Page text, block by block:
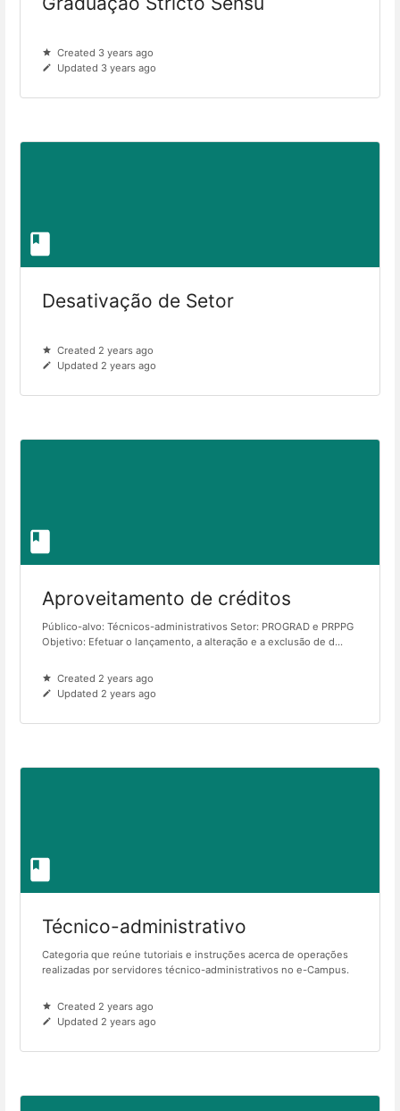
Created 3 years ago
Updated 3 years ago
Desativação de Setor
Created 2 years ago
Updated 2 years ago
Aproveitamento de créditos
Público-alvo: Técnicos-administrativos Setor: PROGRAD e PRPPG
Objetivo: Efetuar o lançamento, a alteração e a exclusão de d...
Created 2 years ago
Updated 2 years ago
Técnico-administrativo
Categoria que reúne tutoriais e instruções acerca de operações
realizadas por servidores técnico-administrativos no e-Campus.
Created 2 years ago
Updated 2 years ago